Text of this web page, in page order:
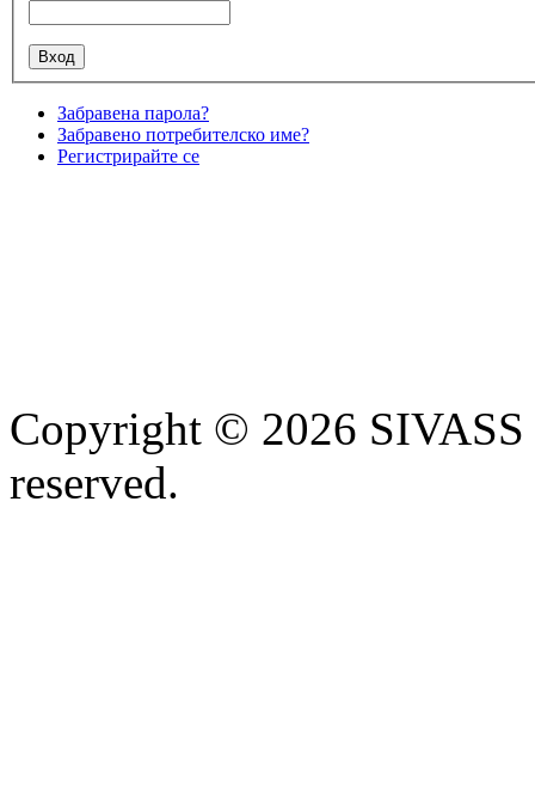
Забравена парола?
Забравено потребителско име?
Регистрирайте се
Copyright © 2026
reserved.